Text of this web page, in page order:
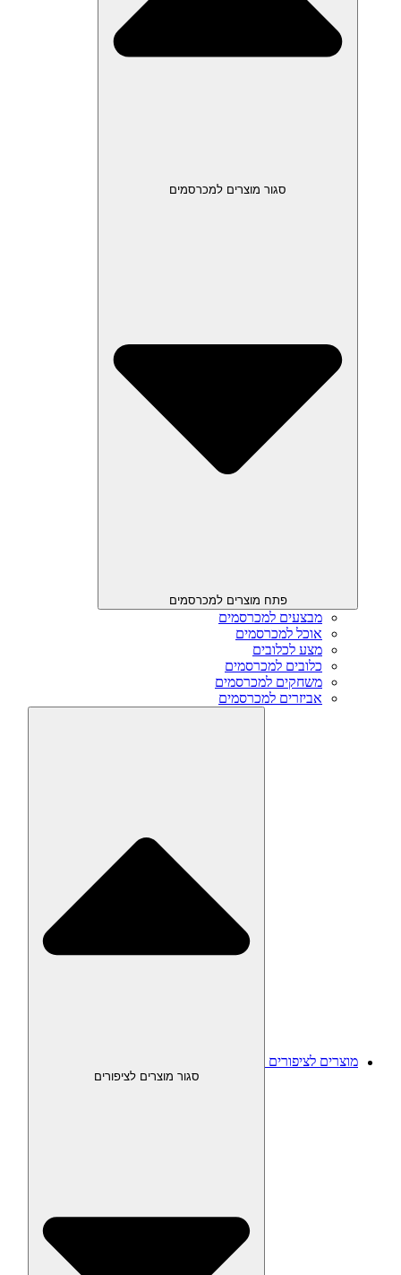
סגור מוצרים למכרסמים
פתח מוצרים למכרסמים
מבצעים למכרסמים
אוכל למכרסמים
מצע לכלובים
כלובים למכרסמים
משחקים למכרסמים
אביזרים למכרסמים
מוצרים לציפורים
סגור מוצרים לציפורים